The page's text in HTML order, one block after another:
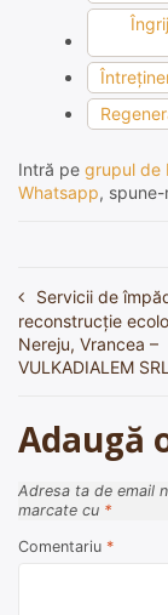
Intră pe grupul de
Whatsapp,
Navigare
în
articole
Servicii de
reconstrucție
Nereju, Vrancea –
VULKADIALEM SRL
Adaugă
Adresa ta de email
marcate cu *
Comentariu *